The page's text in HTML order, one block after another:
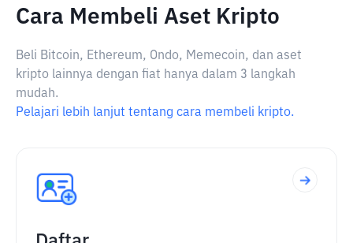
Cara Membeli Aset Kripto
Beli Bitcoin, Ethereum, Ondo, Memecoin, dan aset
kripto lainnya dengan fiat hanya dalam 3 langkah
mudah.
Pelajari lebih lanjut tentang cara membeli kripto.